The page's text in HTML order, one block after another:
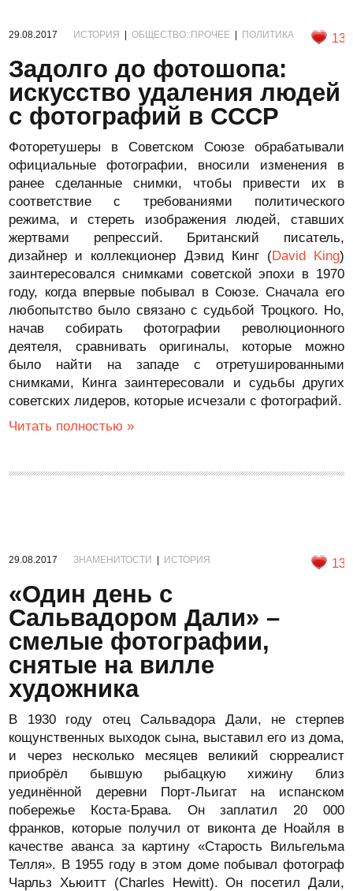
29.08.2017 ИСТОРИЯ |ОБЩЕСТВО::ПРОЧЕЕ ПОЛИТИКА 13
Задолго до фотошопа:
искусство удаления людей
с фотографий в СССР
Фоторетушеры в Советском Союзе обрабатывали
официальные фотографии, вносили изменения в
ранее сделанные снимки, чтобы привести их в
соответствие с требованиями политического
режима, и стереть изображения людей, ставших
жертвами репрессий. Британский писатель,
дизайнер и коллекционер Дэвид Кинг (David King)
заинтересовался снимками советской эпохи в 1970
году, когда впервые побывал в Союзе. Сначала его
любопытство было связано с судьбой Троцкого. Но,
начав собирать фотографии революционного
деятеля, сравнивать оригиналы, которые можно
было найти на западе с отретушированными
снимками, Кинга заинтересовали и судьбы других
советских лидеров, которые исчезали с фотографий.
Читать полностью »
29.08.2017 ЗНАМЕНИТОСТИ ИСТОРИЯ 13
«Один день с
Сальвадором Дали» –
смелые фотографии,
снятые на вилле
художника
В 1930 году отец Сальвадора Дали, не стерпев
кощунственных выходок сына, выставил его из дома,
и через несколько месяцев великий сюрреалист
приобрёл бывшую рыбацкую хижину близ
уединённой деревни Порт-Льигат на испанском
побережье Коста-Брава. Он заплатил 20 000
франков, которые получил от виконта де Ноайля в
качестве аванса за картину «Старость Вильгельма
Телля». В 1955 году в этом доме побывал фотограф
Чарльз Хьюитт (Charles Hewitt). Он посетил Дали,